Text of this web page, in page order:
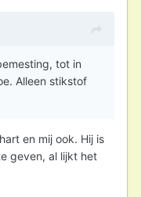
tot in
Alleen stikstof
en mij ook. Hij is
geven, al lijkt het